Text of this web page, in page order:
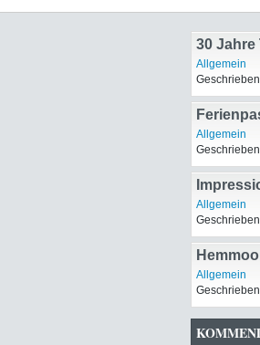
30 Jahre
Allgemein
Allgemein
Allgemein
Allgemein